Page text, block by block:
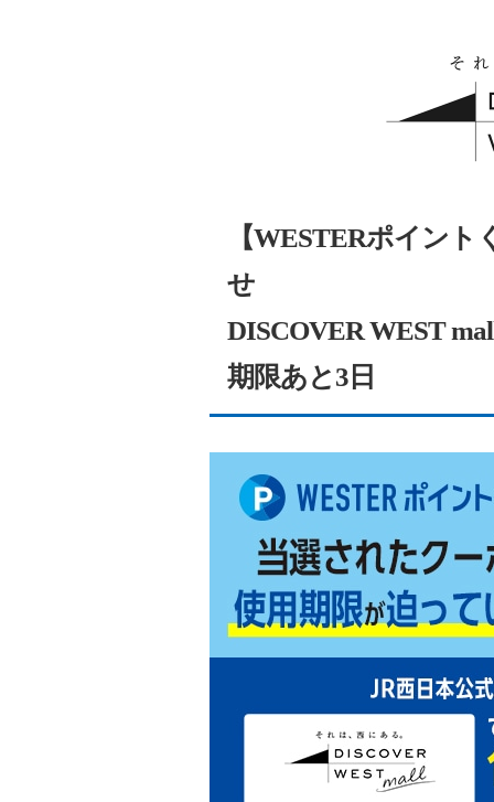
【WESTERポイン
せ
DISCOVER WEST
期限あと3日